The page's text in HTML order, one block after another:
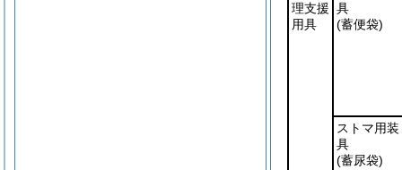
理支援
用具
具
(蓄便袋)
ストマ用装
具
(蓄尿袋)